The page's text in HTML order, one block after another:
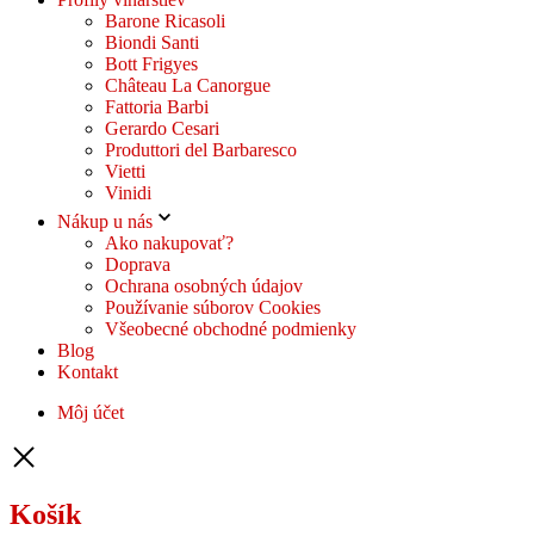
Barone Ricasoli
Biondi Santi
Bott Frigyes
Château La Canorgue
Fattoria Barbi
Gerardo Cesari
Produttori del Barbaresco
Vietti
Vinidi
Nákup u nás
Ako nakupovať?
Doprava
Ochrana osobných údajov
Používanie súborov Cookies
Všeobecné obchodné podmienky
Blog
Kontakt
Môj účet
Košík